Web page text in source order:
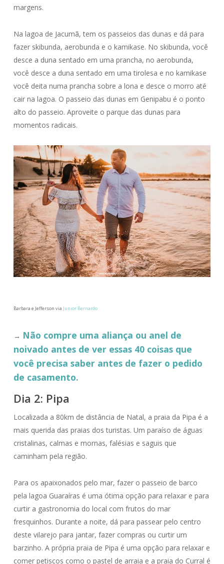
margens.
Na lagoa de Jacumã, tem os passeios das dunas e dá para
fazer skibunda, aerobunda e o kamikase. No skibunda, você
desce a duna sentado em uma prancha, no aerobunda,
você desce a duna sentado em uma tirolesa e no kamikase
você deita numa prancha sobre a lona e desce o morro até
cair na lagoa. O passeio das dunas em Genipabu é o ponto
alto do passeio. Aproveite o parque das dunas para
momentos radicais.
Barbara e Jefferson via Junior Bernardo
→ Não compre uma aliança ou anel de
noivado antes de ver essas 40 coisas que
você precisa saber antes de fazer o pedido
de casamento.
Dia 2: Pipa
Localizada a 80km de distância de Natal, a praia da Pipa é a
mais querida das praias dos turistas. Um paraíso de águas
cristalinas, calmas e mornas, falésias e saguis que
caminham pela região.
Para os apaixonados pelo mar, fazer o passeio de barco
pela lagoa Guaraíras é uma ótima opção para relaxar e para
curtir a gastronomia do local com frutos do mar
fresquinhos. Durante a noite, dá para passear pelo centro
deste vilarejo para jantar, fazer compras ou curtir um
barzinho. A própria praia de Pipa é uma opção para relaxar e
comer petiscos como o pastel de arraia e a praia do Curral é